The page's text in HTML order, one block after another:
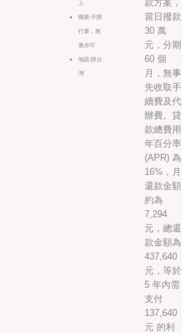
上
職業:不限
行業，無
業亦可
地區:限台
灣
款方案，
當日撥款
30 萬
元，分期
60 個
月，無事
先收取手
續費及代
辦費。貸
款總費用
年百分率
(APR) 為
16%，月
還款金額
約為
7,294
元，總還
款金額為
437,640
元，等於
5 年內需
支付
137,640
元 的利